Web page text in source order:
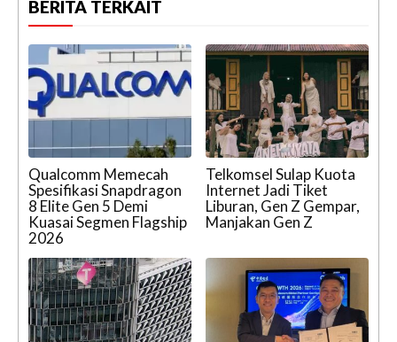
BERITA TERKAIT
Qualcomm Memecah
Spesifikasi Snapdragon
8 Elite Gen 5 Demi
Kuasai Segmen Flagship
2026
Telkomsel Sulap Kuota
Internet Jadi Tiket
Liburan, Gen Z Gempar,
Manjakan Gen Z